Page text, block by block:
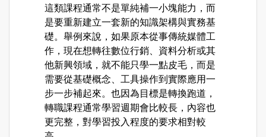
這類課程通常不是單純補一小塊能力，而
是要重新建立一套新的知識架構與實務基
礎。舉例來說，如果原本從事傳統媒體工
作，現在想轉往數位行銷、資料分析或其
他新興領域，就不能只學一點皮毛，而是
需要從基礎概念、工具操作到實際應用一
步一步補起來。也因為目標是轉換跑道，
轉職課程通常學習週期會比較長，內容也
更完整，對學習投入程度的要求相對較